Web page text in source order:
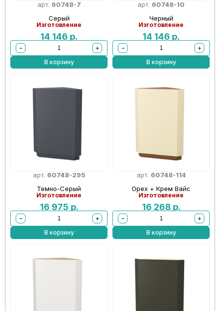
арт. 60748-7
Серый
Изготовление
14 146 р.
−
+
В корзину
арт. 60748-10
Черный
Изготовление
14 146 р.
−
+
В корзину
арт. 60748-295
Темно-Серый
Изготовление
16 975 р.
−
+
В корзину
арт. 60748-114
Орех + Крем Вайс
Изготовление
16 268 р.
−
+
В корзину